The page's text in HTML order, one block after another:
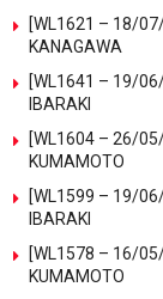
[WL1621 – 18/07/
KANAGAWA
[WL1641 – 19/06/
IBARAKI
[WL1604 – 26/05/
KUMAMOTO
[WL1599 – 19/06/
IBARAKI
[WL1578 – 16/05/
KUMAMOTO